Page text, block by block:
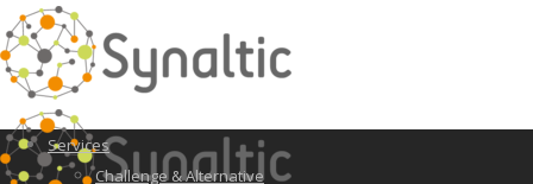
Services
Challenge & Alternative